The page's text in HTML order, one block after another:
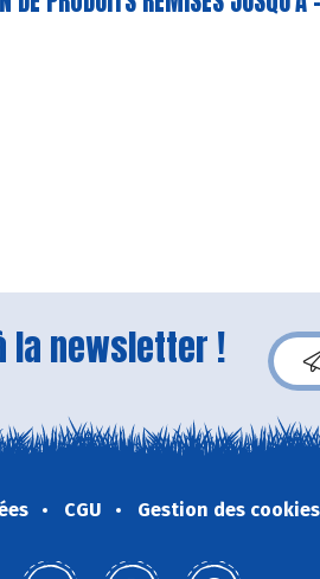
la newsletter !
CGU Gestion des cookies